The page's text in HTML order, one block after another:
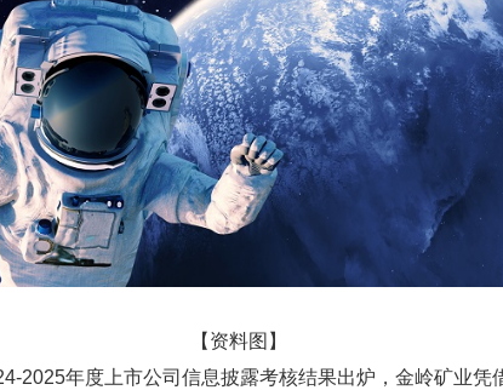
【资料图】
2025年度上市公司信息披露考核结果出炉，金岭矿业凭